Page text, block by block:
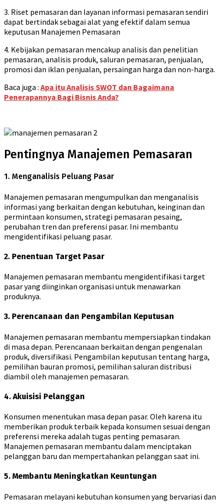
3. Riset pemasaran dan layanan informasi pemasaran sendiri
dapat bertindak sebagai alat yang efektif dalam semua
keputusan Manajemen Pemasaran
4. Kebijakan pemasaran mencakup analisis dan penelitian
pemasaran, analisis produk, saluran pemasaran, penjualan,
promosi dan iklan penjualan, persaingan harga dan non-harga.
Baca juga : Apa itu Analisis SWOT dan Bagaimana
Penerapannya Bagi Bisnis Anda?
Pentingnya Manajemen Pemasaran
1. Menganalisis Peluang Pasar
Manajemen pemasaran mengumpulkan dan menganalisis
informasi yang berkaitan dengan kebutuhan, keinginan dan
permintaan konsumen, strategi pemasaran pesaing,
perubahan tren dan preferensi pasar. Ini membantu
mengidentifikasi peluang pasar.
2. Penentuan Target Pasar
Manajemen pemasaran membantu mengidentifikasi target
pasar yang diinginkan organisasi untuk menawarkan
produknya.
3. Perencanaan dan Pengambilan Keputusan
Manajemen pemasaran membantu mempersiapkan tindakan
di masa depan. Perencanaan berkaitan dengan pengenalan
produk, diversifikasi. Pengambilan keputusan tentang harga,
pemilihan bauran promosi, pemilihan saluran distribusi
diambil oleh manajemen pemasaran.
4. Akuisisi Pelanggan
Konsumen menentukan masa depan pasar. Oleh karena itu
memberikan produk terbaik kepada konsumen sesuai dengan
preferensi mereka adalah tugas penting pemasaran.
Manajemen pemasaran membantu dalam menciptakan
pelanggan baru dan mempertahankan pelanggan saat ini.
5. Membantu Meningkatkan Keuntungan
Pemasaran melayani kebutuhan konsumen yang bervariasi dan